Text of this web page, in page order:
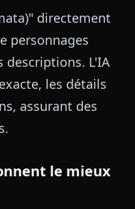
directement
personnages
descriptions. L'IA
les détails
assurant des
le mieux